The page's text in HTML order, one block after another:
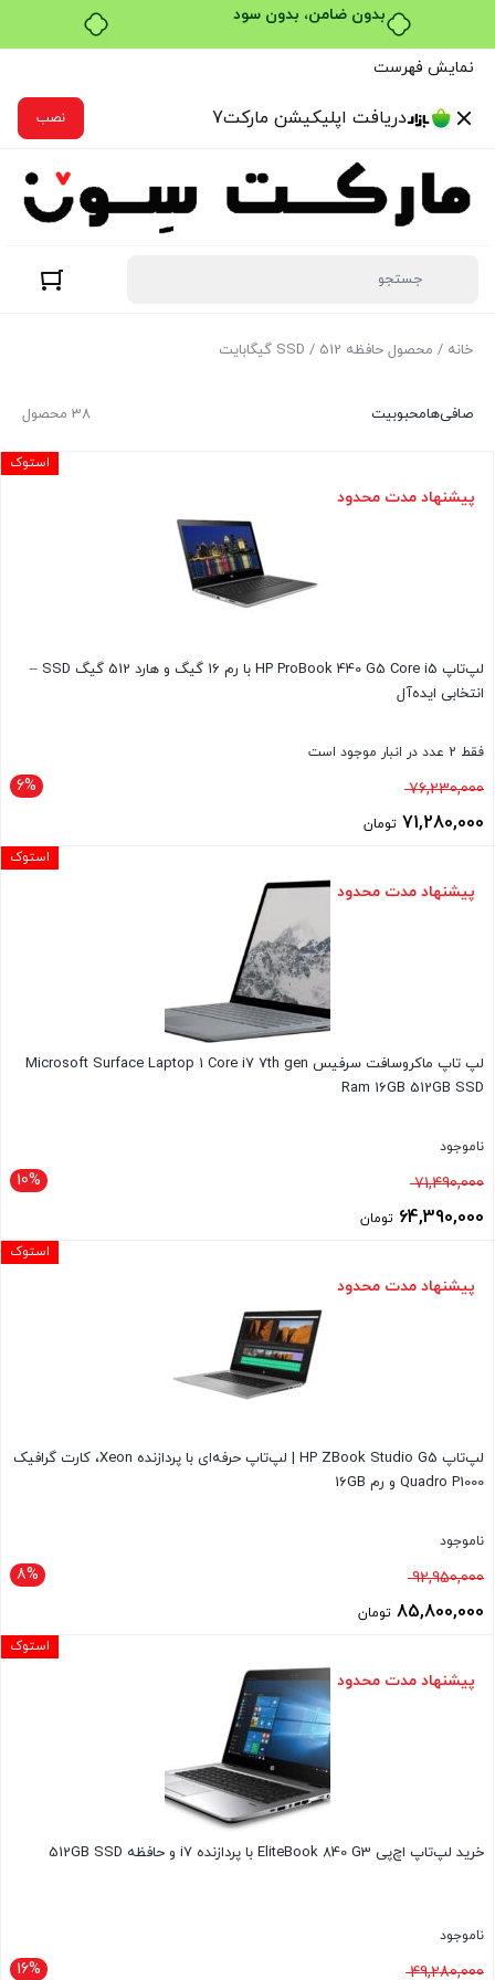
بدون ضامن، بدون سود
نمایش فهرست
دریافت اپلیکیشن مارکت7 نصب
خانه / محصول حافظه SSD / 512 گیگابایت
38 محصول صافی‌هامحبوبیت
پیشنهاد مدت محدود
لپ‌تاپ HP ProBook 440 G5 Core i5 با رم 16 گیگ و هارد 512 گیگ SSD –
انتخابی ایده‌آل
فقط 2 عدد در انبار موجود است
6% 76,230,000قیمت
اصلی71,280,000 تومان
فعلی
استوک
پیشنهاد مدت محدود
لپ تاپ ماکروسافت سرفیس Microsoft Surface Laptop 1 Core i7 7th gen
Ram 16GB 512GB SSD
ناموجود
10% 71,490,000قیمت
اصلی64,390,000 تومان
فعلی
استوک
پیشنهاد مدت محدود
لپ‌تاپ HP ZBook Studio G5 | لپ‌تاپ حرفه‌ای با پردازنده Xeon، کارت گرافیک
Quadro P1000 و رم 16GB
ناموجود
8% 92,950,000قیمت
اصلی85,800,000 تومان
فعلی
استوک
پیشنهاد مدت محدود
خرید لپ‌تاپ اچ‌پی EliteBook 840 G3 با پردازنده i7 و حافظه 512GB SSD
ناموجود
16% 49,280,000قیمت
استوک